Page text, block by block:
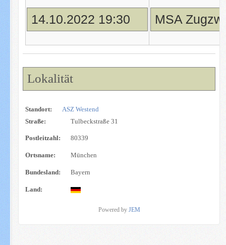
14.10.2022 19:30 MSA
Lokalität
Standort:
ASZ Westend
Straße:
Tulbeckstraße 31
Postleitzahl: 80339
Ortsname: München
Bundesland: Bayern
Land:
Powered by JEM